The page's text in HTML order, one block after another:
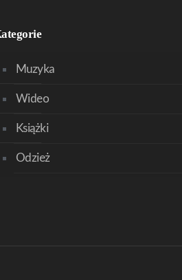
Muzyka
Wideo
Książki
Odzież